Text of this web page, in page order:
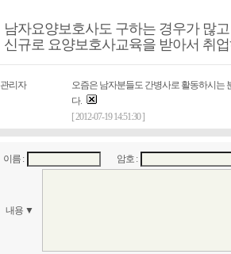
남자요양보호사도 구하는 경우가 많
신규로 요양보호사교육을 받아서 취
관리자
오즘은 남자분들도 간병사로 활동하시는
다.
[ 2012-07-19 14:51:30 ]
이름 : 암호 :
내용 ▼